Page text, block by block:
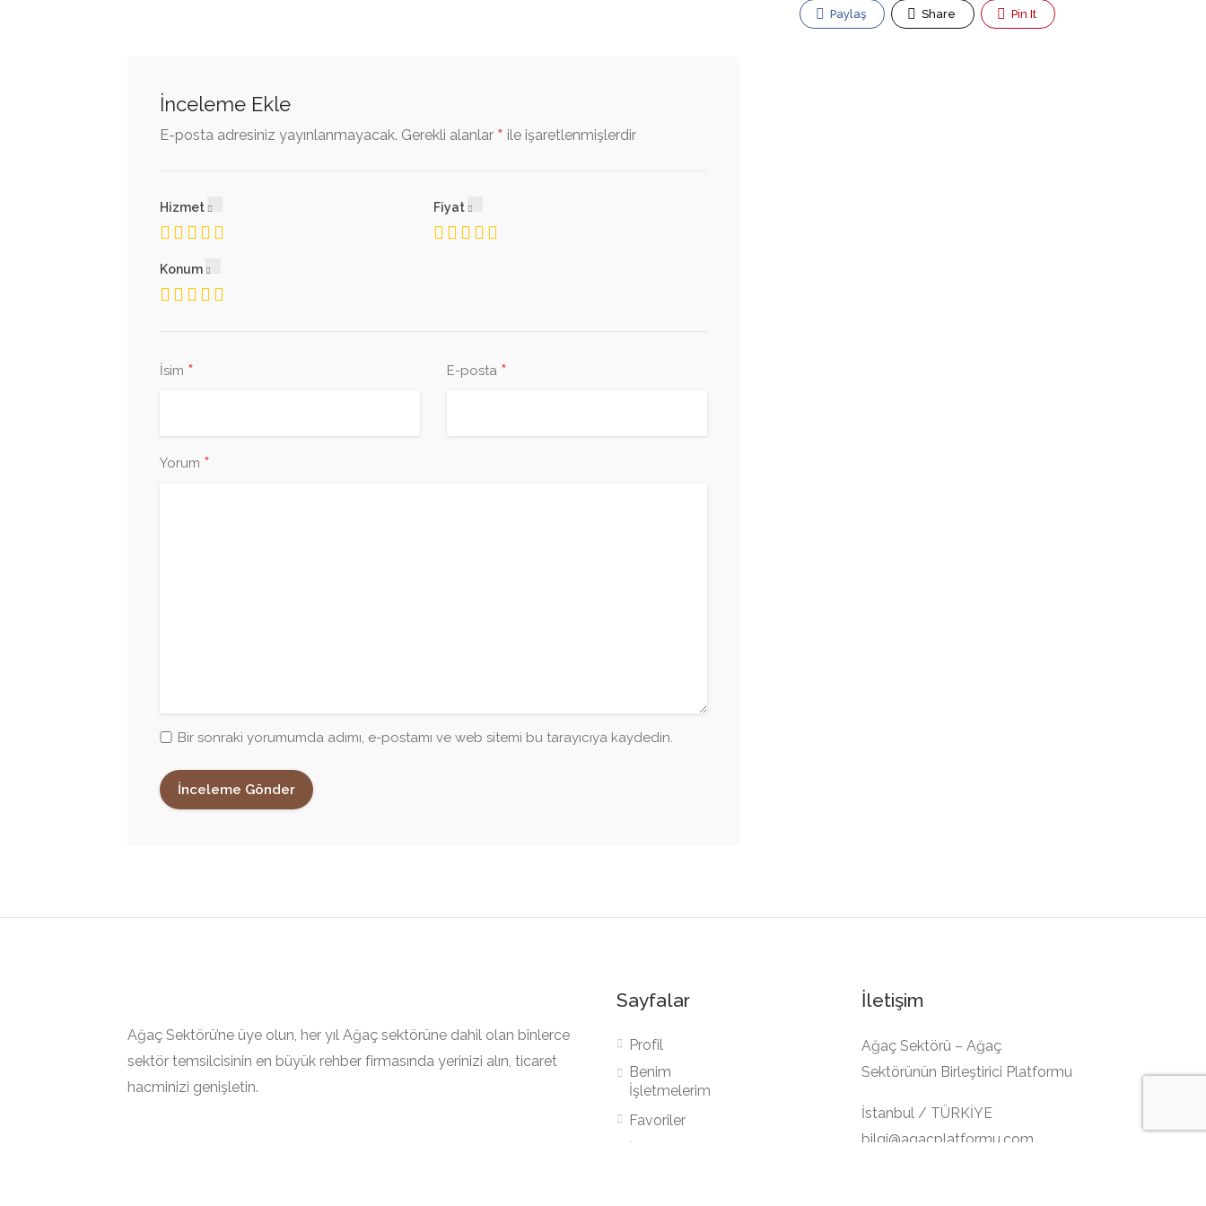
İnceleme Ekle
E-posta adresiniz yayınlanmayacak. Gerekli alanlar * ile işaretlenmişlerdir
Hizmet Fiyat
Konum
İsim * E-posta *
Yorum *
Bir sonraki yorumumda adımı, e-postamı ve web sitemi bu tarayıcıya kaydedin.
Paylaş Share Pin It
Ağaç Sektörü’ne üye olun, her yıl Ağaç sektörüne dahil olan binlerce
sektör temsilcisinin en büyük rehber firmasında yerinizi alın, ticaret
hacminizi genişletin.
Sayfalar
Profil
Benim
İşletmelerim
Favoriler
İletişim
Ağaç Sektörü – Ağaç
Sektörünün Birleştirici Platformu
İstanbul / TÜRKİYE
bilgi@agacplatformu.com